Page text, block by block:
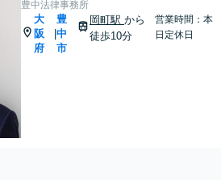
豊中法律事務所
大
阪
府
豊
中
市
岡町駅 から
徒歩10分
営業時間：本
日定休日